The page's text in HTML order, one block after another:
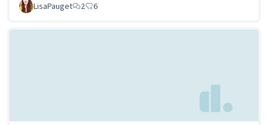
LisaPauget 2 6